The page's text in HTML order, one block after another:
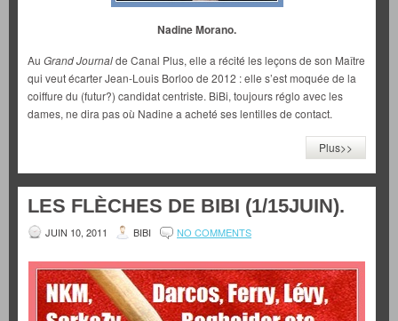
Nadine Morano.
Au Grand Journalde Canal Plus, elle a récité les leçons de son Maître
qui veut écarter Jean-Louis Borloo de 2012 : elle s’est moquée de la
coiffure du (futur?) candidat centriste. BiBi, toujours réglo avec les
dames, ne dira pas où Nadine a acheté ses lentilles de contact.
Plus>>
LES FLÈCHES DE BIBI (1/15JUIN).
JUIN 10, 2011 BIBI NO COMMENTS